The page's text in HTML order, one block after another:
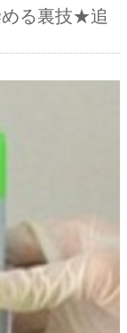
める裏技★追